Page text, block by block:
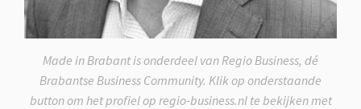
Made in Brabant is onderdeel van Regio Business, dé
Brabantse Business Community. Klik op onderstaande
button om het profiel op regio-business.nl te bekijken met